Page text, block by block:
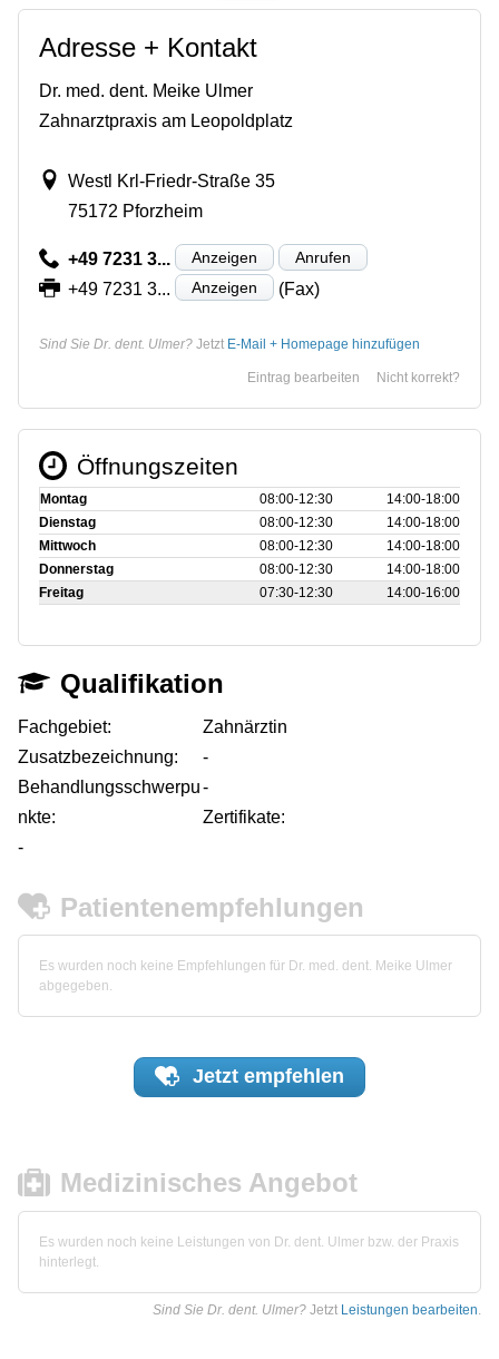
Adresse + Kontakt
Dr. med. dent. Meike Ulmer
Zahnarztpraxis am Leopoldplatz
Westl Krl-Friedr-Straße 35
75172 Pforzheim
+49 7231 3... Anzeigen Anrufen
+49 7231 3... Anzeigen (Fax)
Sind Sie Dr. dent. Ulmer? Jetzt E-Mail + Homepage hinzufügen
Nicht korrekt?
Eintrag bearbeiten
Öffnungszeiten
Montag 08:00‑12:30
14:00‑18:00
Dienstag
08:00‑12:30
14:00‑18:00
Mittwoch
08:00‑12:30
14:00‑18:00
Donnerstag
08:00‑12:30
14:00‑18:00
Freitag
07:30‑12:30 14:00‑16:00
Qualifikation
Fachgebiet:
Zahnärztin
Zusatzbezeichnung:
-
Behandlungsschwerpu
nkte:
-
Zertifikate:
-
Patientenempfehlungen
Es wurden noch keine Empfehlungen für Dr. med. dent. Meike Ulmer
abgegeben.
Jetzt empfehlen
Medizinisches Angebot
Es wurden noch keine Leistungen von Dr. dent. Ulmer bzw. der Praxis
hinterlegt.
Sind Sie Dr. dent. Ulmer? Jetzt Leistungen bearbeiten.